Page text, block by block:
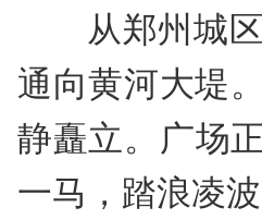
从郑州城
通向黄河大堤
静矗立。广场
一马，踏浪凌